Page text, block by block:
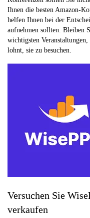
Ihnen die besten Amazon-
helfen Ihnen bei der
aufnehmen sollten. Bleiben
wichtigsten
lohnt, sie zu besuchen.
Versuchen Sie
verkaufen